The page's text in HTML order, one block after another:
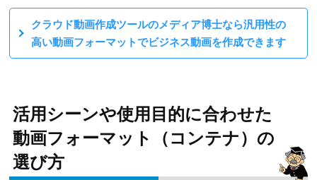
クラウド動画作成ツールのメディア博士なら汎用性の
高い動画フォーマットでビジネス動画を作成できます
活用シーンや使用目的に合わせた
動画フォーマット（コンテナ）の
選び方